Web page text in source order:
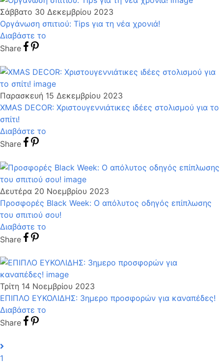
Σάββατο 30 Δεκεμβρίου 2023
Οργάνωση σπιτιού: Tips για τη νέα χρονιά!
Διαβάστε το
Share
Παρασκευή 15 Δεκεμβρίου 2023
XMAS DECOR: Χριστουγεννιάτικες ιδέες στολισμού για το
σπίτι!
Διαβάστε το
Share
Δευτέρα 20 Νοεμβρίου 2023
Προσφορές Black Week: O απόλυτος οδηγός επίπλωσης
του σπιτιού σου!
Διαβάστε το
Share
Τρίτη 14 Νοεμβρίου 2023
ΕΠΙΠΛΟ ΕΥΚΟΛΙΔΗΣ: 3ημερο προσφορών για καναπέδες!
Διαβάστε το
Share
1